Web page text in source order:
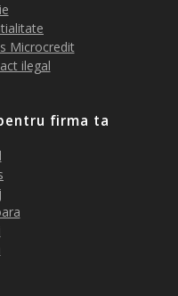
Microcredit
ilegal
firma ta